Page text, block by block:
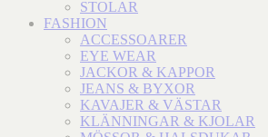
STOLAR
FASHION
ACCESSOARER
EYE WEAR
JACKOR & KAPPOR
JEANS & BYXOR
KAVAJER & VÄSTAR
KLÄNNINGAR & KJOLAR